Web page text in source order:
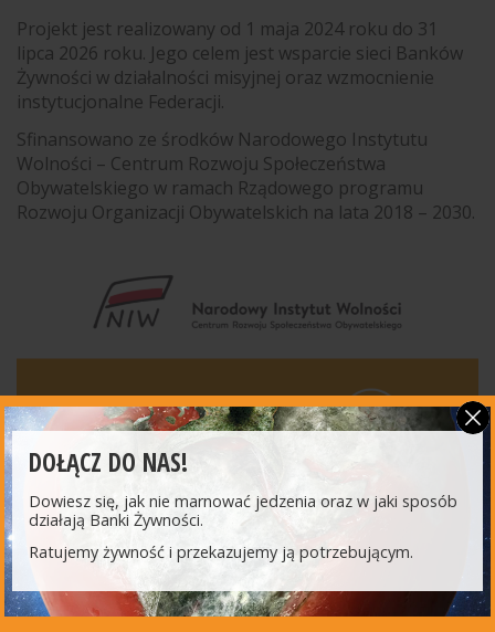
Projekt jest realizowany od 1 maja 2024 roku do 31
lipca 2026 roku. Jego celem jest wsparcie sieci Banków
Żywności w działalności misyjnej oraz wzmocnienie
instytucjonalne Federacji.
Sfinansowano ze środków Narodowego Instytutu
Wolności – Centrum Rozwoju Społeczeństwa
Obywatelskiego w ramach Rządowego programu
Rozwoju Organizacji Obywatelskich na lata 2018 – 2030.
INNE AKTUALNOŚCI
15 lipca 2026
Nowe zasady żywienia w szkołach – jak
DOŁĄCZ DO NAS!
Dowiesz się, jak nie marnować jedzenia oraz w jaki sposób
działają Banki Żywności.
Ratujemy żywność i przekazujemy ją potrzebującym.